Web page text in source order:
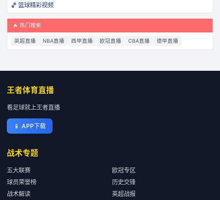
🏀 篮球精彩视频
🔥 热门搜索
英超直播 NBA直播 西甲直播 欧冠直播 CBA直播 德甲直播
王者体育直播
看足球就上王者直播
📱 APP下载
战术专题
五大联赛
欧冠专区
球员荣誉榜
历史交锋
战术解读
英超战报